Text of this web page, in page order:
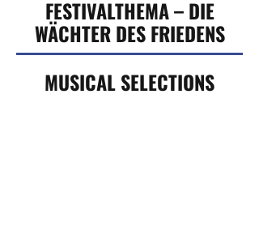
FESTIVALTHEMA – DIE
WÄCHTER DES FRIEDENS
MUSICAL SELECTIONS